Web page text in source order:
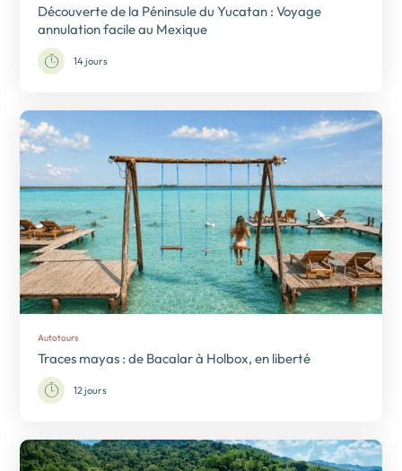
Découverte de la Péninsule du Yucatan : Voyage
annulation facile au Mexique
14 jours
Autotours
Traces mayas : de Bacalar à Holbox, en liberté
12 jours